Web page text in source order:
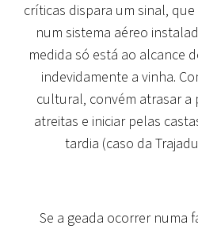
críticas dispara um sinal,
num sistema aéreo
medida só está ao alcance
indevidamente a vinha.
cultural, convém atrasar a
atreitas e iniciar pelas
tardia (caso da
Se a geada ocorrer numa